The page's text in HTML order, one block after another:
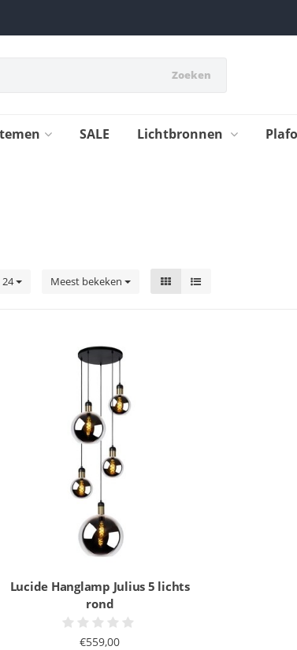
Zoeken
SALE Lichtbronnen
24 Meest bekeken
Lucide Hanglamp Julius 5 lichts
rond
€559,00